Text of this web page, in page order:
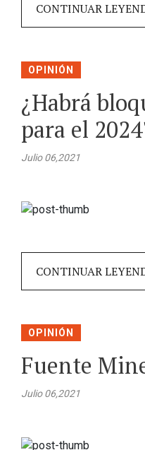
CONTINUAR
OPINIÓN
¿Habrá
para el
Julio 06,2021
CONTINUAR
OPINIÓN
Fuente
Julio 06,2021